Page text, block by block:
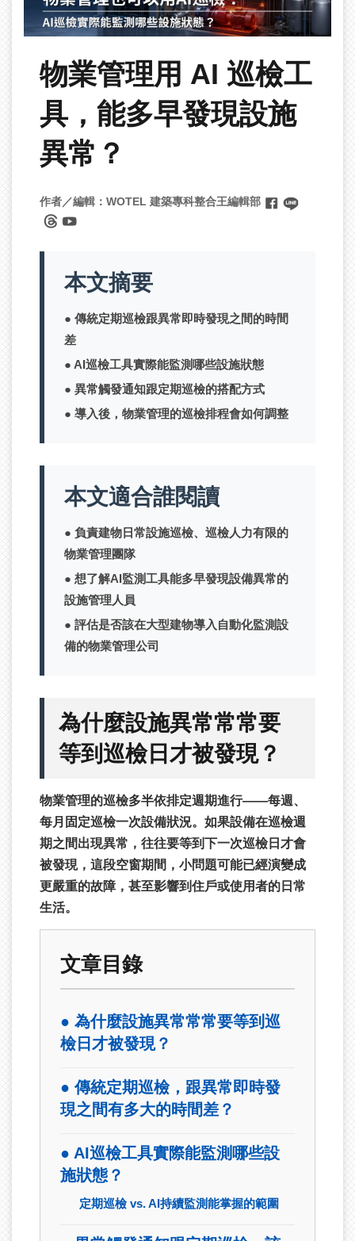
物業管理用 AI 巡檢工
具，能多早發現設施
異常？
作者／編輯： WOTEL 建築專科整合王編輯部
本文摘要
傳統定期巡檢跟異常即時發現之間的時間
差
AI巡檢工具實際能監測哪些設施狀態
異常觸發通知跟定期巡檢的搭配方式
導入後，物業管理的巡檢排程會如何調整
本文適合誰閱讀
負責建物日常設施巡檢、巡檢人力有限的
物業管理團隊
想了解AI監測工具能多早發現設備異常的
設施管理人員
評估是否該在大型建物導入自動化監測設
備的物業管理公司
為什麼設施異常常常要
等到巡檢日才被發現？
物業管理的巡檢多半依排定週期進行——每週、
每月固定巡檢一次設備狀況。如果設備在巡檢週
期之間出現異常，往往要等到下一次巡檢日才會
被發現，這段空窗期間，小問題可能已經演變成
更嚴重的故障，甚至影響到住戶或使用者的日常
生活。
文章目錄
● 為什麼設施異常常常要等到巡
檢日才被發現？
● 傳統定期巡檢，跟異常即時發
現之間有多大的時間差？
● AI巡檢工具實際能監測哪些設
施狀態？
定期巡檢 vs. AI持續監測能掌握的範圍